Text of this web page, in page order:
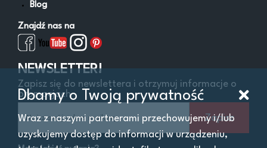
Cena
Lokalizacja
Województwo
Oferta
Blog
Znajdź nas na
NEWSLETTER!
Zapisz się do newslettera i otrzymuj informacje o
promocjach
Zapisz
Dbamy o Twoją prywatność
Wraz z naszymi partnerami przechowujemy i/lub
uzyskujemy dostęp do informacji w urządzeniu,